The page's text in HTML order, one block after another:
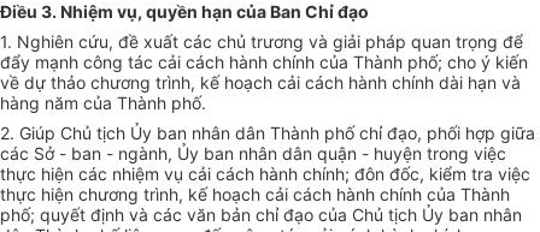
Điều 3. Nhiệm vụ, quyền hạn của Ban Chỉ đạo
1. Nghiên cứu, đề xuất các chủ trương và giải pháp quan trọng để
đẩy mạnh công tác cải cách hành chính của Thành phố; cho ý kiến
về dự thảo chương trình, kế hoạch cải cách hành chính dài hạn và
hàng năm của Thành phố.
2. Giúp Chủ tịch Ủy ban nhân dân Thành phốchỉ đạo, phối hợp giữa
các Sở - ban - ngành, Ủy ban nhân dân quận - huyện trong việc
thực hiện các nhiệm vụ cải cách hành chính; đôn đốc, kiểm tra việc
thực hiện chương trình, kế hoạch cải cách hành chính của Thành
phố; quyết định và các văn bản chỉ đạo của Chủ tịch Ủy ban nhân